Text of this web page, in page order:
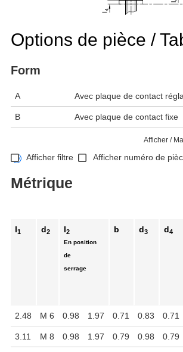
Options de pièce /
Form
A Avec plaque de contact
B Avec plaque de contact fixe
Afficher /
Afficher filtre Afficher numéro de
Métrique
l1 d2 l2
En position
de
serrage
b d3 d4
2.48 M 6 0.98 1.97 0.71 0.83 0.71
3.11 M 8 0.98 1.97 0.79 0.98 0.79